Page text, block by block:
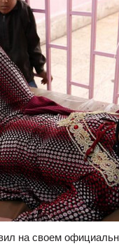
на своем